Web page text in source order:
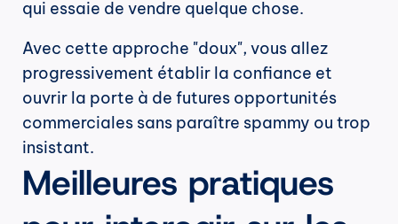
qui essaie de vendre quelque chose.
Avec cette approche "doux", vous allez
progressivement établir la confiance et
ouvrir la porte à de futures opportunités
commerciales sans paraître spammy ou trop
insistant.
Meilleures pratiques